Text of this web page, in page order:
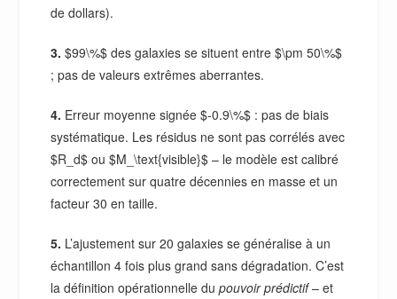
de dollars).
3. $99\%$ des galaxies se situent entre $\pm 50\%$
; pas de valeurs extrêmes aberrantes.
4. Erreur moyenne signée $-0.9\%$ : pas de biais
systématique. Les résidus ne sont pas corrélés avec
$R_d$ ou $M_\text{visible}$ – le modèle est calibré
correctement sur quatre décennies en masse et un
facteur 30 en taille.
5. L’ajustement sur 20 galaxies se généralise à un
échantillon 4 fois plus grand sans dégradation. C’est
la définition opérationnelle dupouvoir prédictif– et